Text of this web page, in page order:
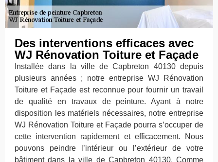
Des interventions efficaces avec
WJ Rénovation Toiture et Façade
Installée dans la ville de Capbreton 40130 depuis
plusieurs années ; notre entreprise WJ Rénovation
Toiture et Façade est reconnue pour fournir un travail
de qualité en travaux de peinture. Ayant à notre
disposition les matériels nécessaires, notre entreprise
WJ Rénovation Toiture et Façade pourra s’occuper de
cette intervention rapidement et efficacement. Nous
pouvons peindre l’intérieur ou l’extérieur de votre
bâtiment dans la ville de Capbreton 40130. Comme